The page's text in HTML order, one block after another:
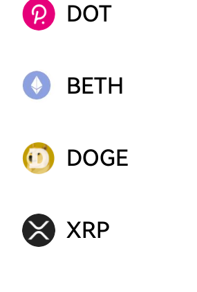
DOT
BETH
DOGE
XRP